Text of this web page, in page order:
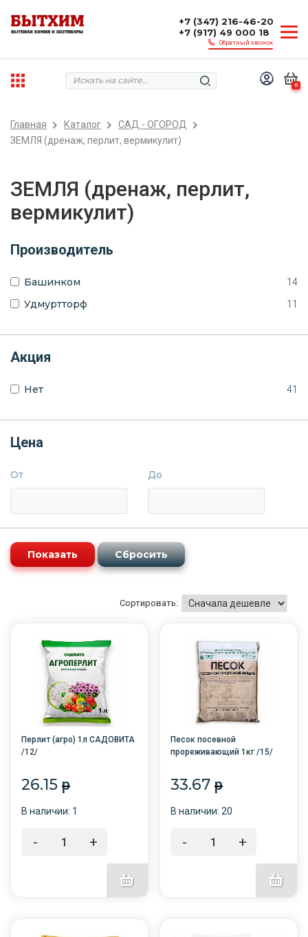
+7 (347) 216-46-20
+7 (917) 49 000 18
Обратный звонок
0
Главная Каталог
САД - ОГОРОД
ЗЕМЛЯ (дренаж, перлит, вермикулит)
ЗЕМЛЯ (дренаж, перлит,
вермикулит)
Производитель
Башинком 14
Удмуртторф 11
Акция
Нет 41
Цена
От До
Сортировать:
Перлит (агро) 1л САДОВИТА
/12/
26.15 p
В наличии: 1
- +
Песок посевной
прореживающий 1кг /15/
33.67p
В наличии: 20
- +